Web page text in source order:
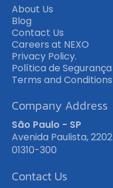
About Us
Blog
Contact Us
Careers at NEXO
Privacy Policy.
Política de
Terms and Conditions
Company Address
São Paulo - SP
Avenida Paulista,
01310-300
Contact Us